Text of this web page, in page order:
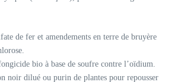
de fer et amendements en terre de bruyère
bio à base de soufre contre l’oïdium.
noir dilué ou purin de plantes pour repousser